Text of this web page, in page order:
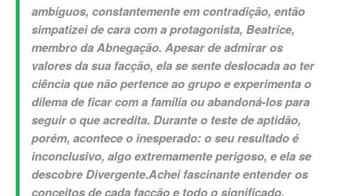
ambíguos, constantemente em contradição, então
simpatizei de cara com a protagonista, Beatrice,
membro da Abnegação. Apesar de admirar os
valores da sua facção, ela se sente deslocada ao ter
ciência que não pertence ao grupo e experimenta o
dilema de ficar com a família ou abandoná-los para
seguir o que acredita. Durante o teste de aptidão,
porém, acontece o inesperado: o seu resultado é
inconclusivo, algo extremamente perigoso, e ela se
descobre Divergente.Achei fascinante entender os
conceitos de cada facção e todo o significado,